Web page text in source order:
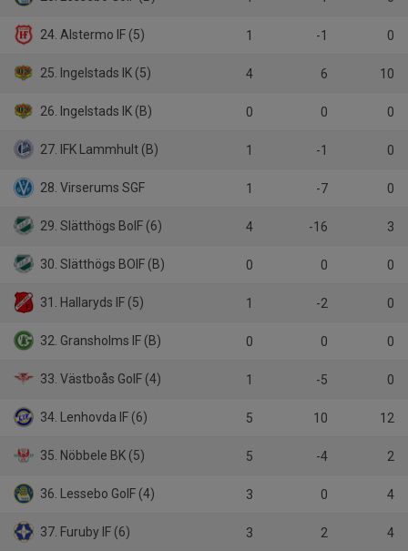
24. Alstermo IF (5) 1 -1 0
25. Ingelstads IK (5) 4 6 10
26. Ingelstads IK (B) 0 0 0
27. IFK Lammhult (B) 1 -1 0
28. Virserums SGF 1 -7 0
29. Slätthögs BoIF (6) 4 -16 3
30. Slätthögs BOIF (B) 0 0 0
31. Hallaryds IF (5) 1 -2 0
32. Gransholms IF (B) 0 0 0
33. Västboås GoIF (4) 1 -5 0
34. Lenhovda IF (6) 5 10 12
35. Nöbbele BK (5) 5 -4 2
36. Lessebo GoIF (4) 3 0 4
37. Furuby IF (6) 3 2 4